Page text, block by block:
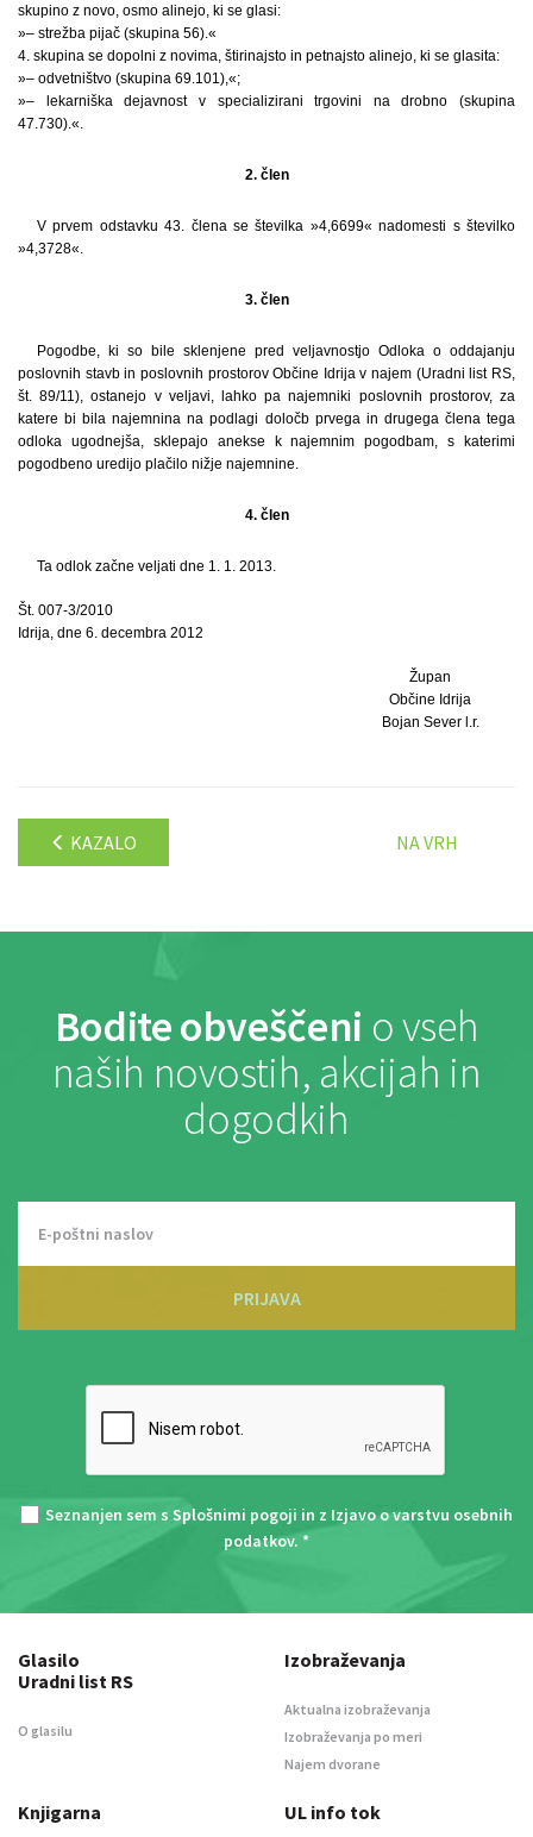
skupino z novo, osmo alinejo, ki se glasi:
»– strežba pijač (skupina 56).«
4. skupina se dopolni z novima, štirinajsto in petnajsto alinejo, ki se glasita:
»– odvetništvo (skupina 69.101),«;
»– lekarniška dejavnost v specializirani trgovini na drobno (skupina
47.730).«.
2. člen
V prvem odstavku 43. člena se številka »4,6699« nadomesti s številko
»4,3728«.
3. člen
Pogodbe, ki so bile sklenjene pred veljavnostjo Odloka o oddajanju
poslovnih stavb in poslovnih prostorov Občine Idrija v najem (Uradni list RS,
št. 89/11), ostanejo v veljavi, lahko pa najemniki poslovnih prostorov, za
katere bi bila najemnina na podlagi določb prvega in drugega člena tega
odloka ugodnejša, sklepajo anekse k najemnim pogodbam, s katerimi
pogodbeno uredijo plačilo nižje najemnine.
4. člen
Ta odlok začne veljati dne 1. 1. 2013.
Št. 007-3/2010
Idrija, dne 6. decembra 2012
Župan
Občine Idrija
Bojan Sever l.r.
KAZALO NA VRH
Bodite obveščeni o vseh
naših novostih, akcijah in
dogodkih
PRIJAVA
Seznanjen sem s Splošnimi pogoji in z Izjavo o varstvu osebnih
podatkov. *
Glasilo
Uradni list RS
O glasilu
Izobraževanja
Aktualna izobraževanja
Izobraževanja po meri
Najem dvorane
Knjigarna UL info tok